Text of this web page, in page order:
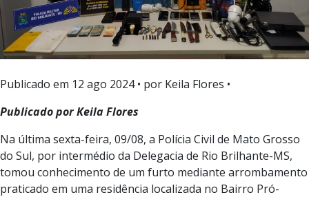
Publicado em 12 ago 2024• por Keila Flores •
Publicado por Keila Flores
Na última sexta-feira, 09/08, a Polícia Civil de Mato Grosso
do Sul, por intermédio da Delegacia de Rio Brilhante-MS,
tomou conhecimento de um furto mediante arrombamento
praticado em uma residência localizada no Bairro Pró-